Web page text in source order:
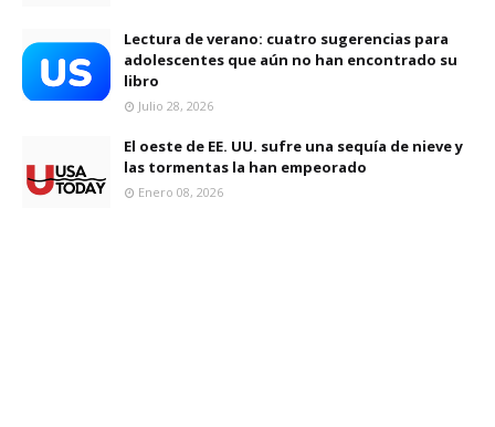
Lectura de verano: cuatro sugerencias para
adolescentes que aún no han encontrado su
libro
Julio 28, 2026
El oeste de EE. UU. sufre una sequía de nieve y
las tormentas la han empeorado
Enero 08, 2026